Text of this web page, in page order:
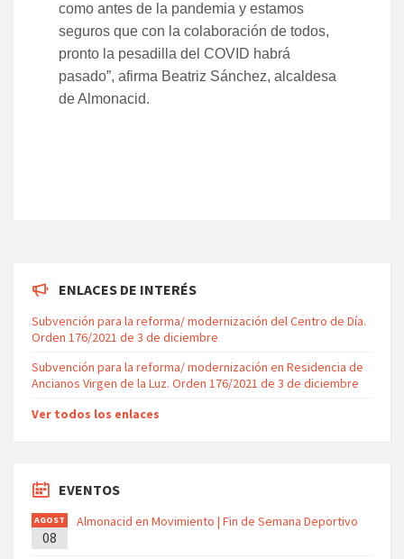
como antes de la pandemia y estamos
seguros que con la colaboración de todos,
pronto la pesadilla del COVID habrá
pasado”, afirma Beatriz Sánchez, alcaldesa
de Almonacid.
ENLACES DE INTERÉS
Subvención para la reforma/ modernización del Centro de Día.
Orden 176/2021 de 3 de diciembre
Subvención para la reforma/ modernización en Residencia de
Ancianos Virgen de la Luz. Orden 176/2021 de 3 de diciembre
Ver todos los enlaces
EVENTOS
AGOST
O
08
Almonacid en Movimiento | Fin de Semana Deportivo